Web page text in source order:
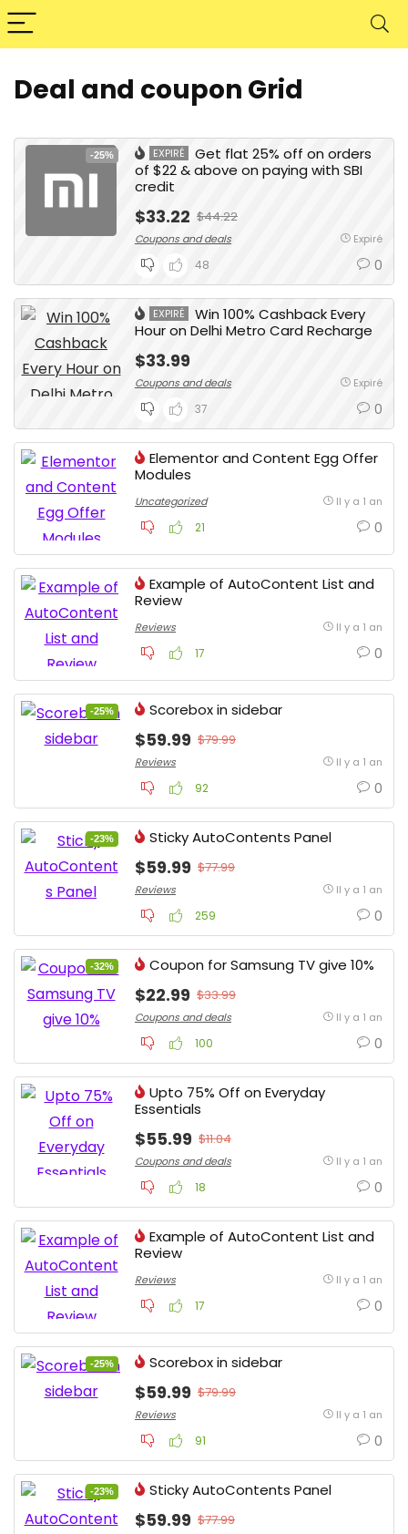
Deal and coupon Grid
-25% EXPIRÉ
Get flat 25% off on orders
of $22 & above on paying with SBI
credit
$33.22 $44.22
Coupons and deals Expiré
48 0
EXPIRÉ
Win 100% Cashback Every
Hour on Delhi Metro Card Recharge
$33.99
Coupons and deals Expiré
37 0
Elementor and Content Egg Offer
Modules
Uncategorized Il y a 1 an
21 0
Example of AutoContent List and
Review
Reviews Il y a 1 an
17 0
-25% Scorebox in sidebar
$59.99 $79.99
Reviews Il y a 1 an
92 0
-23% Sticky AutoContents Panel
$59.99 $77.99
Reviews Il y a 1 an
259 0
-32% Coupon for Samsung TV give 10%
$22.99 $33.99
Coupons and deals Il y a 1 an
100 0
Upto 75% Off on Everyday
Essentials
$55.99 $11.04
Coupons and deals Il y a 1 an
18 0
Example of AutoContent List and
Review
Reviews Il y a 1 an
17 0
-25% Scorebox in sidebar
$59.99 $79.99
Reviews Il y a 1 an
91 0
-23% Sticky AutoContents Panel
$59.99 $77.99